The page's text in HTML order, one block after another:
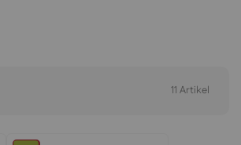
11 Artikel